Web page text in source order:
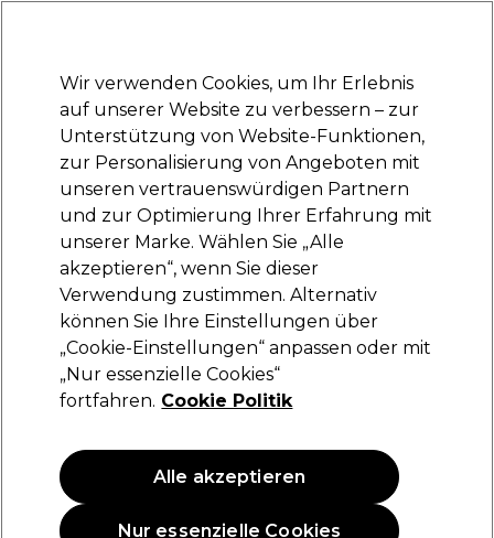
Anmelden
Marken Deals Haare Elektrogeräte Saloneinrichtung
Lieferung und Lieferzeiten
– mehr erfahren
Salon Services Fußablage Curva
0
51,92 € 103,85 €
Wir verwenden Cookies, um Ihr Erlebnis
auf unserer Website zu verbessern – zur
Unterstützung von Website-Funktionen,
zur Personalisierung von Angeboten mit
unseren vertrauenswürdigen Partnern
und zur Optimierung Ihrer Erfahrung mit
unserer Marke. Wählen Sie „Alle
akzeptieren“, wenn Sie dieser
Verwendung zustimmen. Alternativ
können Sie Ihre Einstellungen über
„Cookie-Einstellungen“ anpassen oder mit
„Nur essenzielle Cookies“
fortfahren. Cookie Politik
Nur essenzielle Cookies
Alle akzeptieren